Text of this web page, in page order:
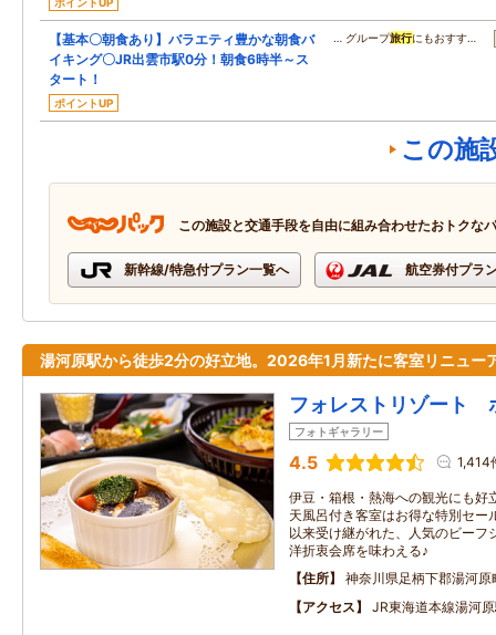
【基本〇朝食あり】バラエティ豊かな朝食バ
イキング〇JR出雲市駅0分！朝食6時半～ス
タート！
ポイントUP
… グループ旅行にもおすす…
この施
この施設と交通手段を自由に組み合わせたおトクな
新幹線/特急付プラン一覧へ 航空券付プラ
湯河原駅から徒歩2分の好立地。2026年1月新たに客室リニュー
フォレストリゾート
フォトギャラリー
4.5 1,414
伊豆・箱根・熱海への観光にも好
天風呂付き客室はお得な特別セー
以来受け継がれた、人気のビーフ
洋折衷会席を味わえる♪
住所
神奈川県足柄下郡湯河
アクセス
JR東海道本線湯河